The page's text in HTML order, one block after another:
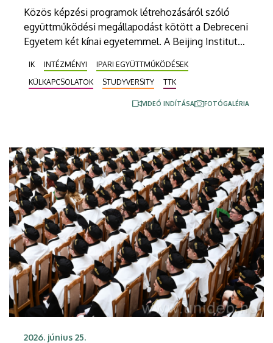
Közös képzési programok létrehozásáról szóló
együttműködési megállapodást kötött a Debreceni
Egyetem két kínai egyetemmel. A Beijing Institute
Technology (ECUT) vezetőivel csütörtökön írták alá
a megállapodást. A közös programok 2027-ben
IK INTÉZMÉNYI
IPARI EGYÜTTMŰKÖDÉSEK
KÜLKAPCSOLATOK
STUDYVERSITY TTK
VIDEÓ INDÍTÁSA FOTÓGALÉRIA
2026. június 25.